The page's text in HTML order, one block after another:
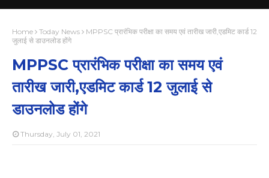
Home Today News
MPPSC प्रारंभिक परीक्षा का समय एवं तारीख जारी,एडमिट कार्ड 12
जुलाई से डाउनलोड होंगे
MPPSC प्रारंभिक परीक्षा का समय एवं
तारीख जारी,एडमिट कार्ड 12 जुलाई से
डाउनलोड होंगे
Thursday, July 01, 2021